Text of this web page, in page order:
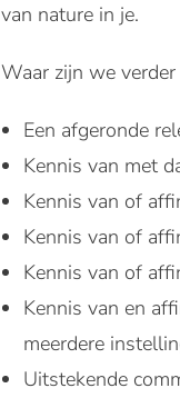
van nature in je.
Waar zijn we
Een afgeronde
Kennis van met
Kennis van of
Kennis van of
Kennis van of
Kennis van en
meerdere
Uitstekende